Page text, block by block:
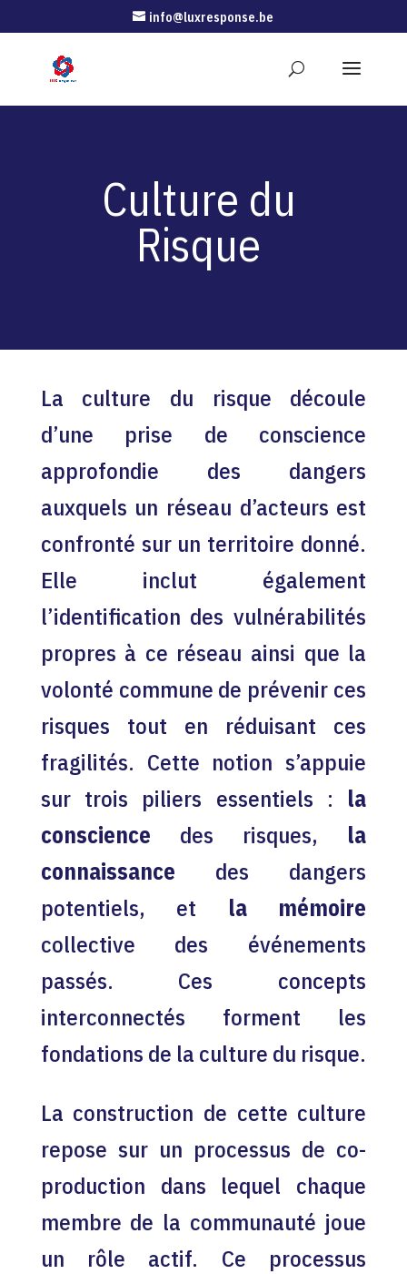
info@luxresponse.be
Culture du
Risque
La culture du risque découle
d’une prise de conscience
approfondie des dangers
auxquels un réseau d’acteurs est
confronté sur un territoire donné.
Elle inclut également
l’identification des vulnérabilités
propres à ce réseau ainsi que la
volonté commune de prévenir ces
risques tout en réduisant ces
fragilités. Cette notion s’appuie
sur trois piliers essentiels : la
conscience des risques, la
connaissance des dangers
potentiels, et la mémoire
collective des événements
passés. Ces concepts
interconnectés forment les
fondations de la culture du risque.
La construction de cette culture
repose sur un processus de co-
production dans lequel chaque
membre de la communauté joue
un rôle actif. Ce processus